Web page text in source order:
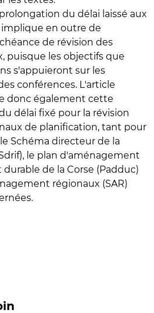
du délai laissé aux
en outre de
de révision des
puisque les objectifs que
s'appuieront sur les
conférences. L'article
donc également cette
délai fixé pour la révision
de planification, tant pour
Schéma directeur de la
le plan d'aménagement
de la Corse (Padduc)
régionaux (SAR)